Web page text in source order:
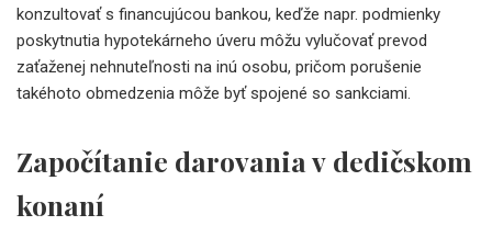
konzultovať s financujúcou bankou, keďže napr. podmienky
poskytnutia hypotekárneho úveru môžu vylučovať prevod
zaťaženej nehnuteľnosti na inú osobu, pričom porušenie
takéhoto obmedzenia môže byť spojené so sankciami.
Započítanie darovania v dedičskom
konaní